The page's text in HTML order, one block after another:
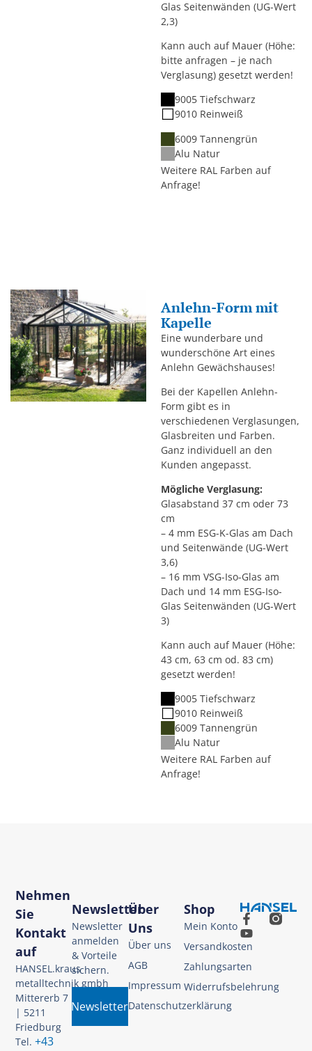
Glas Seitenwänden (UG-Wert
2,3)
Kann auch auf Mauer (Höhe:
bitte anfragen – je nach
Verglasung) gesetzt werden!
9005 Tiefschwarz
9010 Reinweiß
6009 Tannengrün
Alu Natur
Weitere RAL Farben auf
Anfrage!
Anlehn-Form mit
Kapelle
Eine wunderbare und
wunderschöne Art eines
Anlehn Gewächshauses!
Bei der Kapellen Anlehn-
Form gibt es in
verschiedenen Verglasungen,
Glasbreiten und Farben.
Ganz individuell an den
Kunden angepasst.
Mögliche Verglasung:
Glasabstand 37 cm oder 73
cm
– 4 mm ESG-K-Glas am Dach
und Seitenwände (UG-Wert
3,6)
– 16 mm VSG-Iso-Glas am
Dach und 14 mm ESG-Iso-
Glas Seitenwänden (UG-Wert
3)
Kann auch auf Mauer (Höhe:
43 cm, 63 cm od. 83 cm)
gesetzt werden!
9005 Tiefschwarz
9010 Reinweiß
6009 Tannengrün
Alu Natur
Weitere RAL Farben auf
Anfrage!
Über
Uns
Über uns
AGB
Impressum
Datenschutzerklärung
Shop
Mein Konto
Versandkosten
Zahlungsarten
Widerrufsbelehrung
Nehmen
Sie
Kontakt
auf
HANSEL.kraus
metalltechnik gmbh
Mittererb 7
| 5211
Friedburg
Tel.+43
Newsletter
Newsletter
anmelden
& Vorteile
sichern.
Newsletter